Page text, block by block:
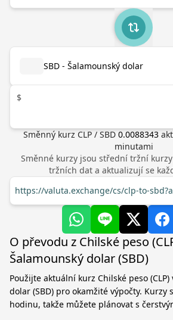
SBD - Šalamounský dolar
$
Směnný kurz CLP/ SBD 0.0088343
minutami
Směnné kurzy jsou střední tržní
tržních dat a aktualizují se
https://valuta.exchange/cs/clp-to-
O převodu z Chilské peso
Šalamounský dolar (SBD)
Použijte aktuální kurz Chilské peso
dolar (SBD) pro okamžité výpočty. Kurzy
hodinu, takže můžete plánovat s